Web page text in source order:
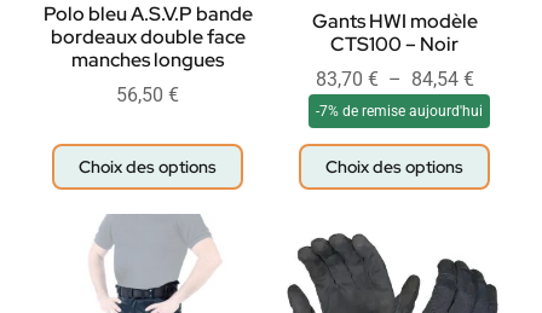
Polo bleu A.S.V.P bande
bordeaux double face
manches longues
56,50 €
Choix des options
Gants HWI modèle
CTS100 – Noir
83,70 € – 84,54 €
-7% de remise aujourd'hui
Choix des options